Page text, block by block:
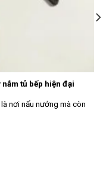
tủ bếp hiện đại
nơi nấu nướng mà còn